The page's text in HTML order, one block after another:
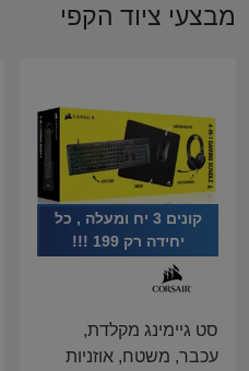
מבצעי ציוד הקפי
קונים 3 יח ומעלה , כל
יחידה רק 199 !!!
סט גיימינג מקלדת,
עכבר, משטח, אוזניות